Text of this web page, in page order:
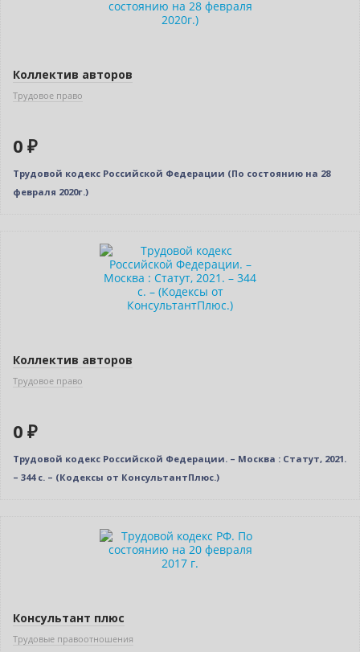
Коллектив авторов
Трудовое право
0 ₽
Трудовой кодекс Российской Федерации (По состоянию на 28
февраля 2020г.)
Коллектив авторов
Трудовое право
0 ₽
Трудовой кодекс Российской Федерации. – Москва : Статут, 2021.
– 344 c. – (Кодексы от КонсультантПлюс.)
Консультант плюс
Трудовые правоотношения